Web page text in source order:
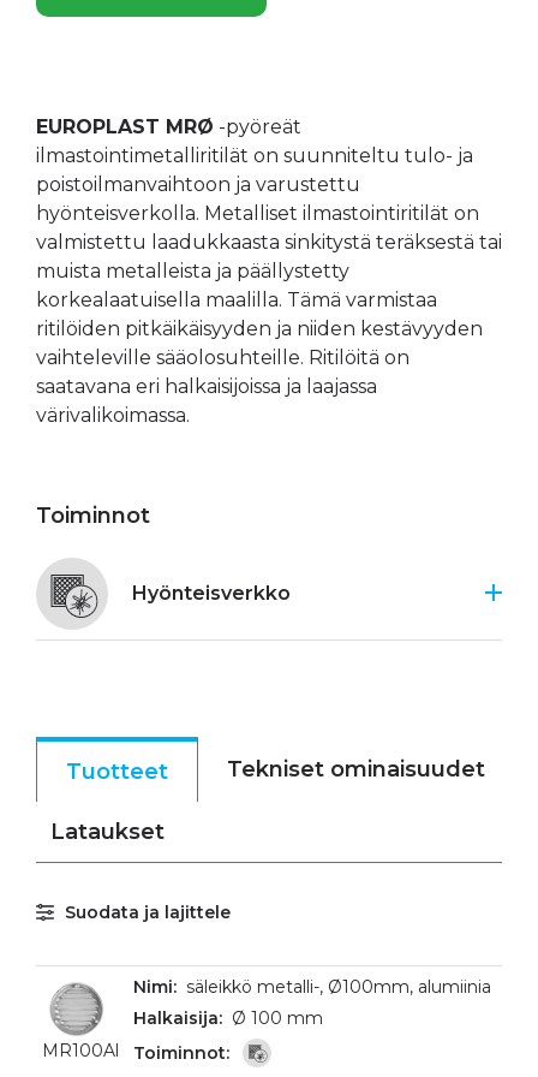
EUROPLAST MRØ -pyöreät
ilmastointimetalliritilät on suunniteltu tulo- ja
poistoilmanvaihtoon ja varustettu
hyönteisverkolla. Metalliset ilmastointiritilät on
valmistettu laadukkaasta sinkitystä teräksestä tai
muista metalleista ja päällystetty
korkealaatuisella maalilla. Tämä varmistaa
ritilöiden pitkäikäisyyden ja niiden kestävyyden
vaihteleville sääolosuhteille. Ritilöitä on
saatavana eri halkaisijoissa ja laajassa
värivalikoimassa.
Toiminnot
Hyönteisverkko
Tuotteet Tekniset ominaisuudet
Lataukset
Suodata ja lajittele
MR100Al
säleikkö metalli-, Ø100mm, alumiinia
Ø 100 mm